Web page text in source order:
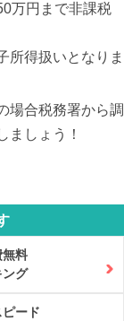
万円まで非課税
所得扱いとなりま
場合税務署から調
ましょう！
無料
ング
ード